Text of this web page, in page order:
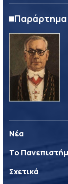
Νέα
Το
Σχετικά